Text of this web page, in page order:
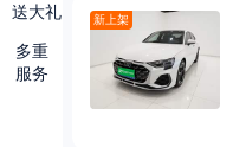
送大礼
多重
服务
新上架